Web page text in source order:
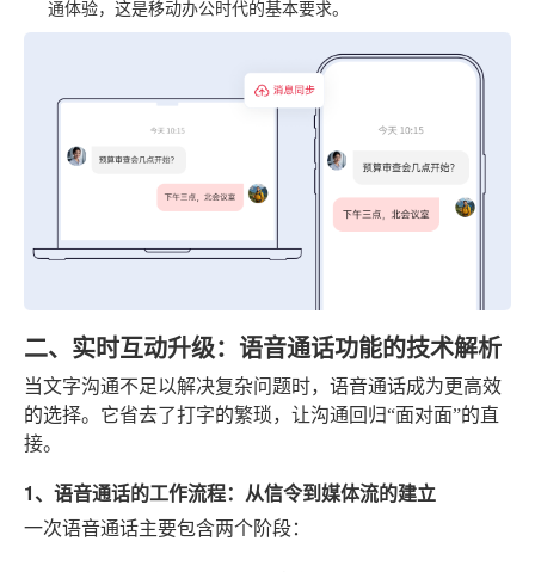
通体验，这是移动办公时代的基本要求。
二、实时互动升级：语音通话功能的技术解析
当文字沟通不足以解决复杂问题时，语音通话成为更高效
的选择。它省去了打字的繁琐，让沟通回归“面对面”的直
接。
1、语音通话的工作流程：从信令到媒体流的建立
一次语音通话主要包含两个阶段：